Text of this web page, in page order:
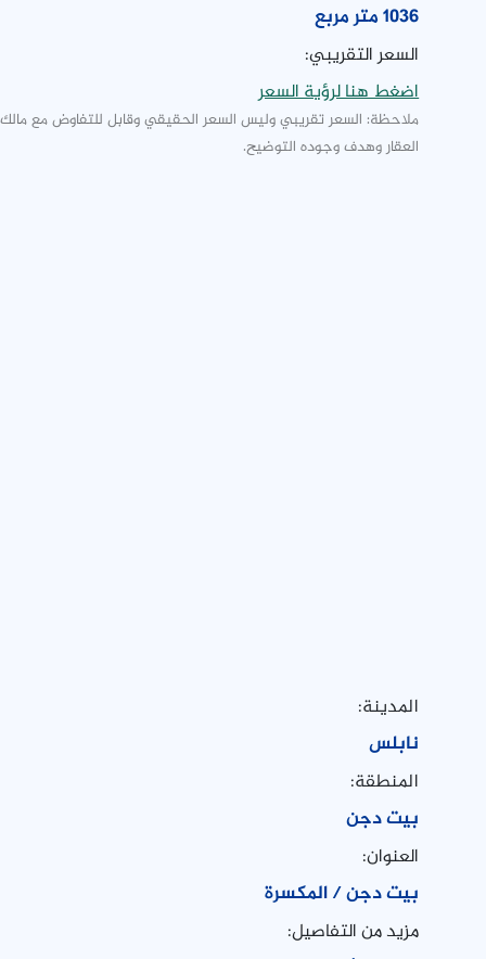
1036 متر مربع
السعر التقريبي:
اضغط هنا لرؤية السعر
ملاحظة: السعر تقريبي وليس السعر الحقيقي وقابل للتفاوض مع مالك
العقار وهدف وجوده التوضيح.
المدينة:
نابلس
المنطقة:
بيت دجن
العنوان:
بيت دجن / المكسرة
مزيد من التفاصيل: